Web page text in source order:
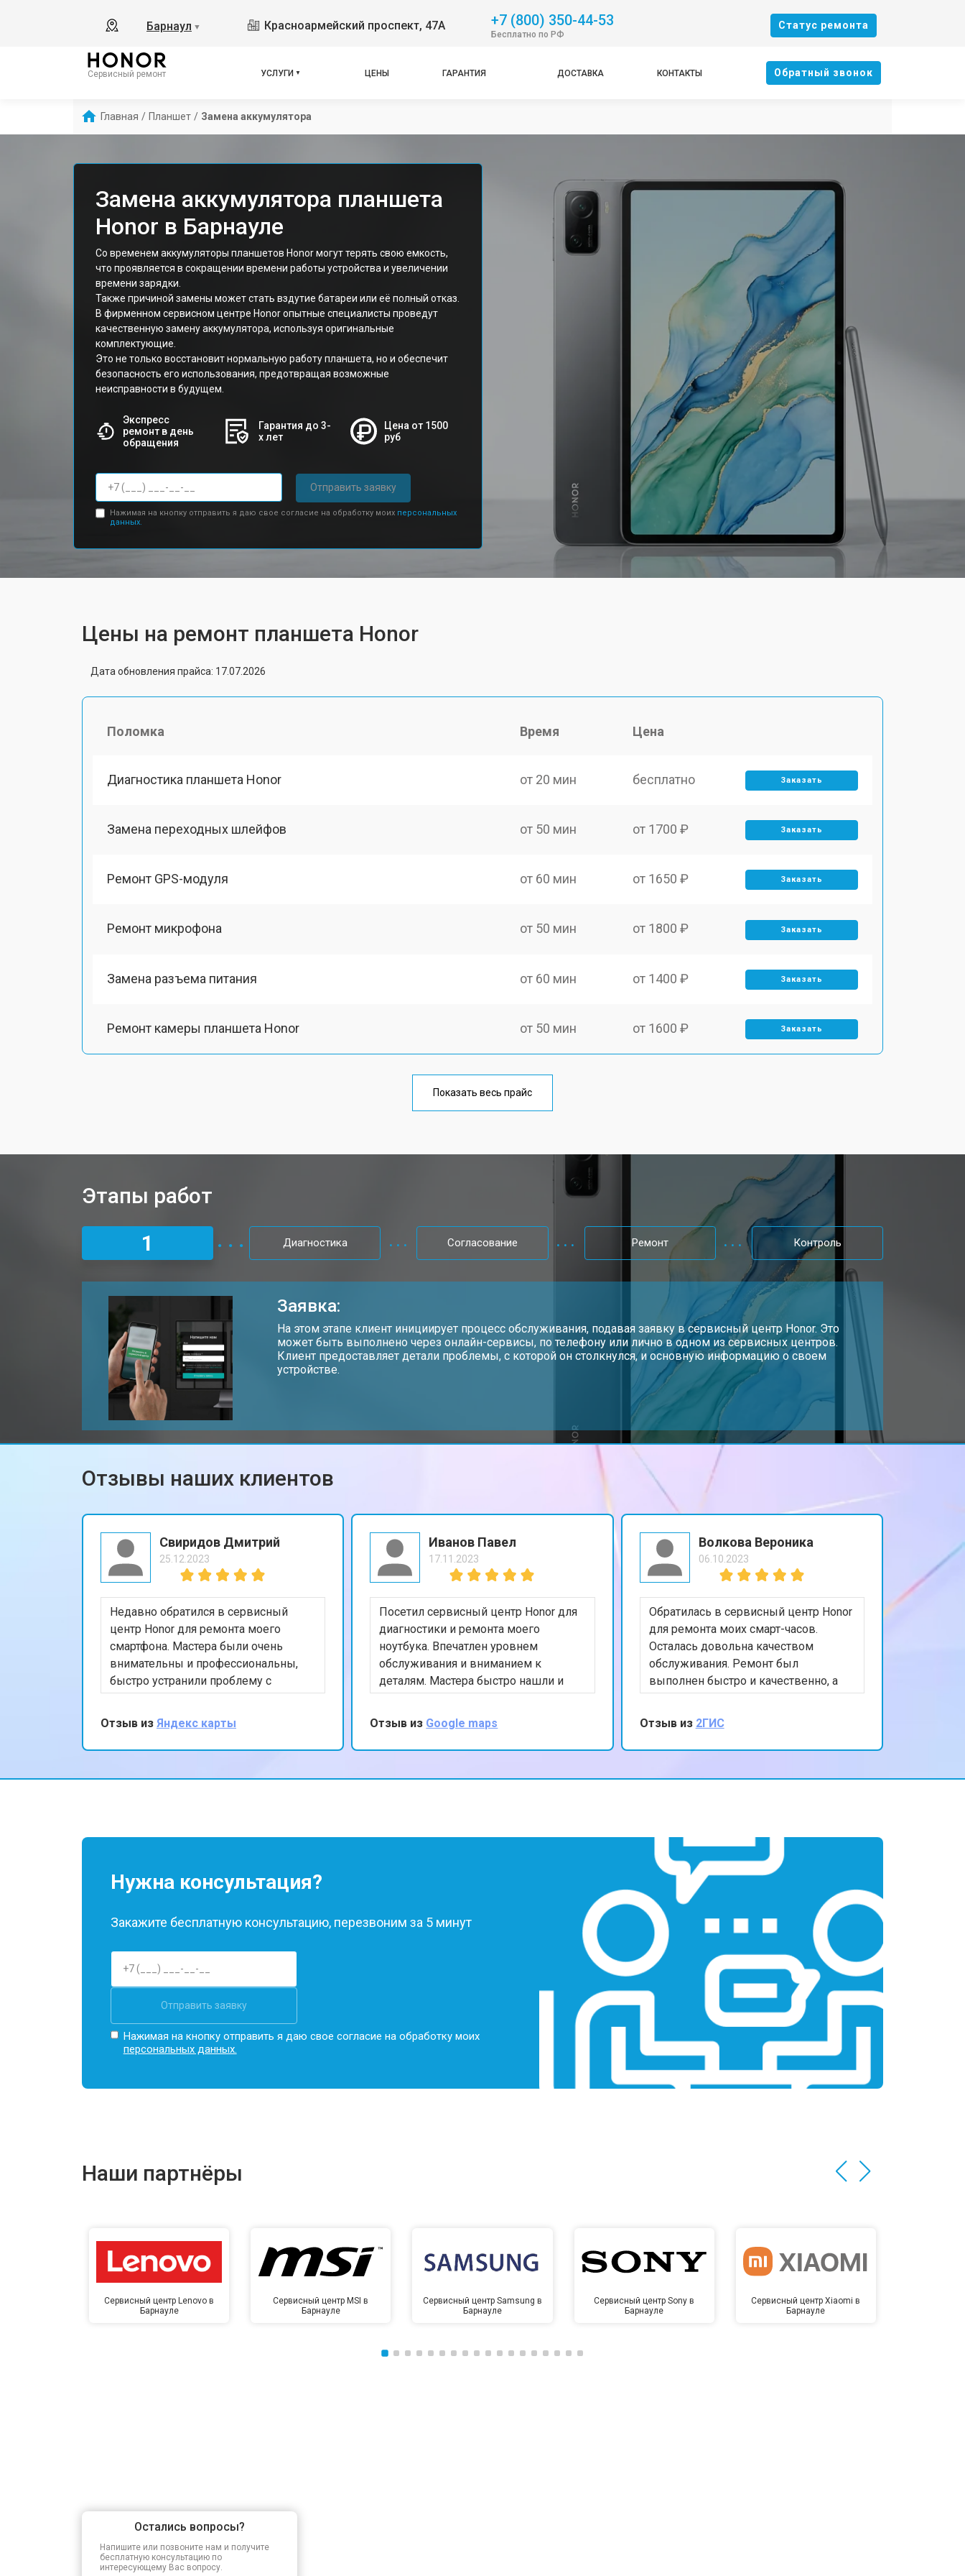
Барнаул ▼ Красноармейский проспект, 47А +7 (800) 350-44-53
Бесплатно по РФ
Cтатус ремонта
Сервисный ремонт УСЛУГИ ЦЕНЫ ГАРАНТИЯ ДОСТАВКА КОНТАКТЫ Oбратный звонок
Главная / Планшет / Замена аккумулятора
Замена аккумулятора планшета
Honor в Барнауле
Со временем аккумуляторы планшетов Honor могут терять свою емкость,
что проявляется в сокращении времени работы устройства и увеличении
времени зарядки.
Также причиной замены может стать вздутие батареи или её полный отказ.
В фирменном сервисном центре Honor опытные специалисты проведут
качественную замену аккумулятора, используя оригинальные
комплектующие.
Это не только восстановит нормальную работу планшета, но и обеспечит
безопасность его использования, предотвращая возможные
неисправности в будущем.
Экспресс
ремонт в день
обращения
Гарантия до 3-
х лет
Цена от 1500
руб
Отправить заявку
Нажимая на кнопку отправить я даю свое согласие на обработку моих персональных
данных.
Цены на ремонт планшета Honor
Дата обновления прайса: 17.07.2026
Поломка Время Цена
Диагностика планшета Honor от 20 мин бесплатно Заказать
Замена переходных шлейфов от 50 мин от 1700 ₽ Заказать
Ремонт GPS-модуля от 60 мин от 1650 ₽ Заказать
Ремонт микрофона от 50 мин от 1800 ₽ Заказать
Замена разъема питания от 60 мин от 1400 ₽ Заказать
Ремонт камеры планшета Honor от 50 мин от 1600 ₽ Заказать
от 70 мин
от 80 мин Заказать
Замена задней крышки от 50 мин от 1800 ₽ Заказать
от 3200 ₽ Заказать
Замена Wi-Fi планшета Honor от 60 мин от 1700 ₽ Заказать
Замена материнской платы от 3200 ₽
от 70 мин от 1750 ₽ Заказать
Показать весь прайс
Этапы работ
1
Диагностика Согласование Ремонт Контроль
Заявка:
На этом этапе клиент инициирует процесс обслуживания, подавая заявку в сервисный центр Honor. Это
может быть выполнено через онлайн-сервисы, по телефону или лично в одном из сервисных центров.
Клиент предоставляет детали проблемы, с которой он столкнулся, и основную информацию о своем
устройстве.
Отзывы наших клиентов
Свиридов Дмитрий
25.12.2023
Недавно обратился в сервисный
центр Honor для ремонта моего
смартфона. Мастера были очень
внимательны и профессиональны,
быстро устранили проблему с
экраном. Я впечатлён качеством
обслуживания и скоростью
выполнения работы. Мой телефон
теперь работает безупречно. Спасибо
Отзыв из Яндекс карты
Иванов Павел
17.11.2023
Посетил сервисный центр Honor для
диагностики и ремонта моего
ноутбука. Впечатлен уровнем
обслуживания и вниманием к
деталям. Мастера быстро нашли и
устранили проблему, а также
предоставили полезные советы по
уходу за устройством. Ценю ваш
профессионализм и рекомендую
Отзыв из Google maps
Волкова Вероника
06.10.2023
Обратилась в сервисный центр Honor
для ремонта моих смарт-часов.
Осталась довольна качеством
обслуживания. Ремонт был
выполнен быстро и качественно, а
персонал был очень вежлив и
отзывчив. Спасибо за вашу помощь и
внимание к клиентам!
Отзыв из 2ГИС
Нужна консультация?
Закажите бесплатную консультацию, перезвоним за 5 минут
Отправить заявку
Нажимая на кнопку отправить я даю свое согласие на обработку моих
персональных данных.
Наши партнёры
Сервисный центр Lenovo в
Барнауле
Сервисный центр MSI в
Барнауле
Сервисный центр Samsung в
Барнауле
Сервисный центр Sony в
Барнауле
Сервисный центр Xiaomi в
Барнауле
Остались вопросы?
Напишите или позвоните нам и получите
бесплатную консультацию по
интересующему Вас вопросу.